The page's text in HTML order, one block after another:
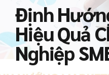
Định
Hiệu Quả
Nghiệp